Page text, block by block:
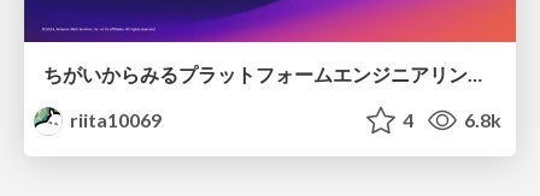
ちがいからみるプラットフォームエンジニアリング / Platform Engineering from a difference's point of view
riita10069
4 6.8k